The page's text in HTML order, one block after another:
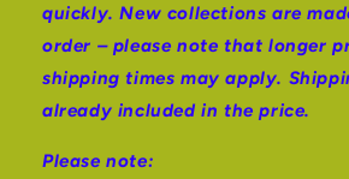
quickly. New collections are
order – please note that longer
shipping times may apply.
already included in the price.
Please note: